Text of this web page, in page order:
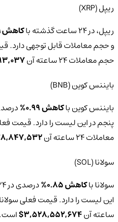
ریپل (XRP)
ریپل، در 24 ساعت گذشته با
کاهش 0.31%
و حجم معاملات قابل توجهی دارد.
حجم معاملات 24 ساعته آن
بایننس کوین (BNB)
بایننس کوین باکاهش 0.99%
پنجم در این لیست را دارد.‌ قیمت
معاملات 24 ساعته آن
سولانا (SOL)
سولانا باکاهش 0.85%
این لیست را دارد.‌ قیمت فعلی سولانا
ساعته آن3,528,552,674$ است.